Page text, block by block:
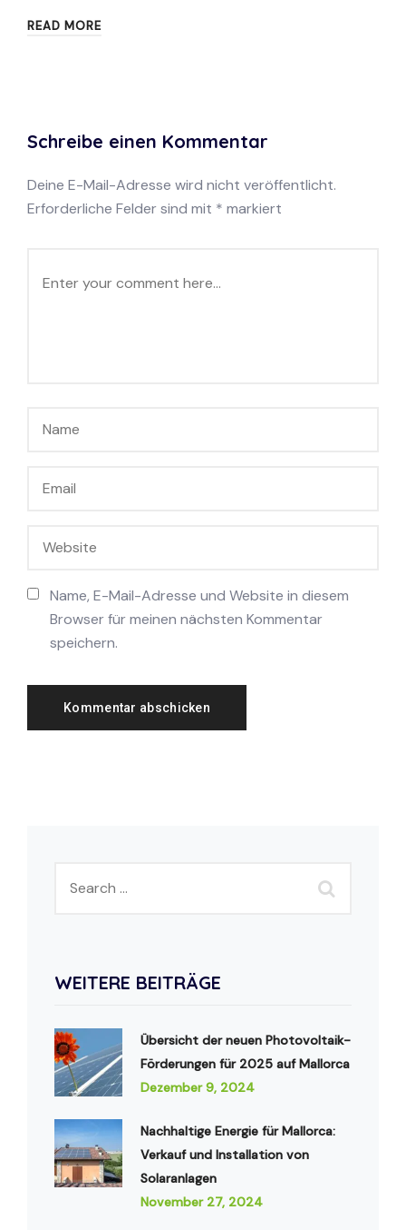
READ MORE
Schreibe einen Kommentar
Deine E-Mail-Adresse wird nicht veröffentlicht.
Erforderliche Felder sind mit * markiert
Name, E-Mail-Adresse und Website in diesem
Browser für meinen nächsten Kommentar
speichern.
WEITERE BEITRÄGE
Übersicht der neuen Photovoltaik-
Förderungen für 2025 auf Mallorca
Dezember 9, 2024
Nachhaltige Energie für Mallorca:
Verkauf und Installation von
Solaranlagen
November 27, 2024